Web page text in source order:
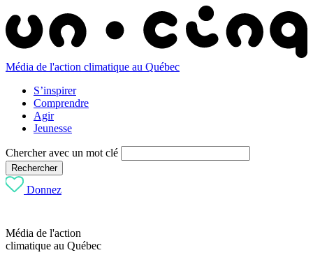
Média de l'action climatique au Québec
S’inspirer
Comprendre
Agir
Jeunesse
Chercher avec un mot clé
Rechercher
Donnez
Média de l'action
climatique au Québec